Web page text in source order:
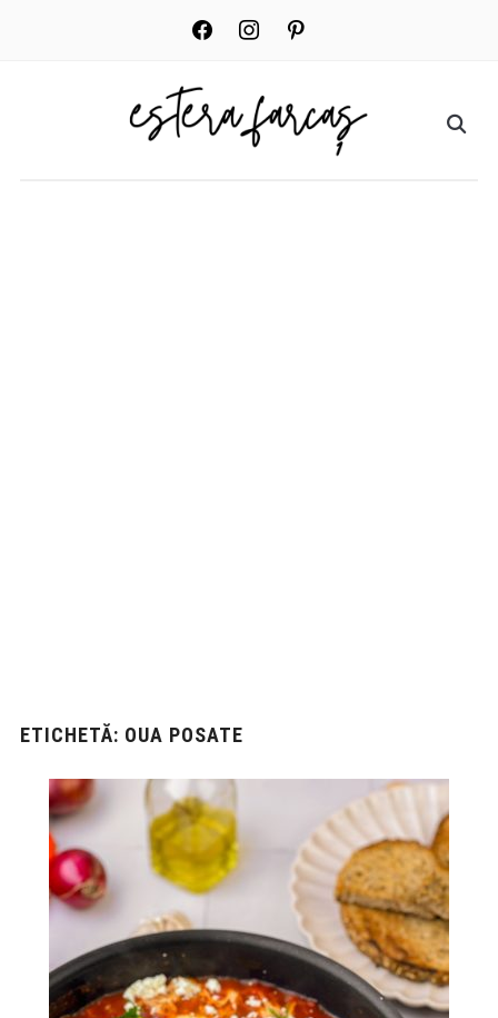
facebook instagrampinterest
ETICHETĂ: OUA POSATE